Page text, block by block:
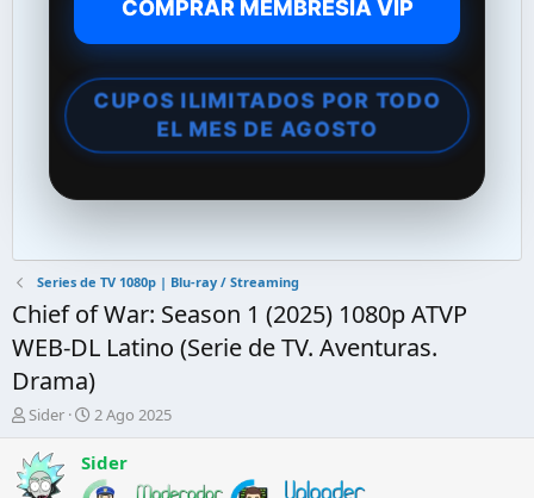
COMPRAR MEMBRESÍA VIP
CUPOS ILIMITADOS POR TODO
EL MES DE AGOSTO
Series de TV 1080p | Blu-ray / Streaming
Chief of War: Season 1 (2025) 1080p ATVP
WEB-DL Latino (Serie de TV. Aventuras.
Drama)
A
t
o
Sider
F
c
h
2 Ago 2025
Sider